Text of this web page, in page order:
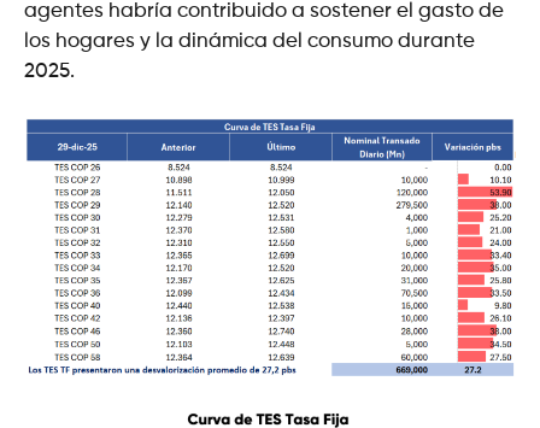
agentes habría contribuido a sostener el gasto de
los hogares y la dinámica del consumo durante
2025.